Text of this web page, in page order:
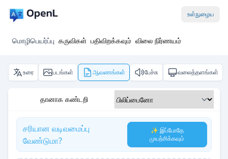
உள்நுழைய
மொழிபெயர்ப்பு கருவிகள் பதிவிறக்கவும் விலை நிர்ணயம்
உரை படங்கள் ஆவணங்கள் பேச்சு வலைத்தளங்கள்
தானாக கண்டறி
சரியான வடிவமைப்பு
வேண்டுமா?
✨ இப்போதே
முயற்சிக்கவும்